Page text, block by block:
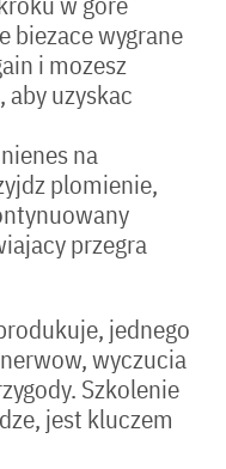
biezace wygrane
i mozesz
aby uzyskac
na
plomienie,
przegra
jednego
wyczucia
Szkolenie
jest kluczem